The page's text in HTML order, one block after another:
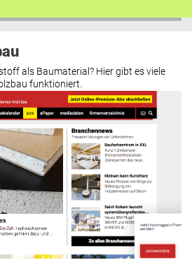
als Baumaterial? Hier gibt es viele
funktioniert.